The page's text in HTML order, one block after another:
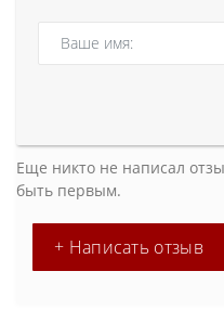
Еще никто не написал
быть первым.
+ Написать отзыв